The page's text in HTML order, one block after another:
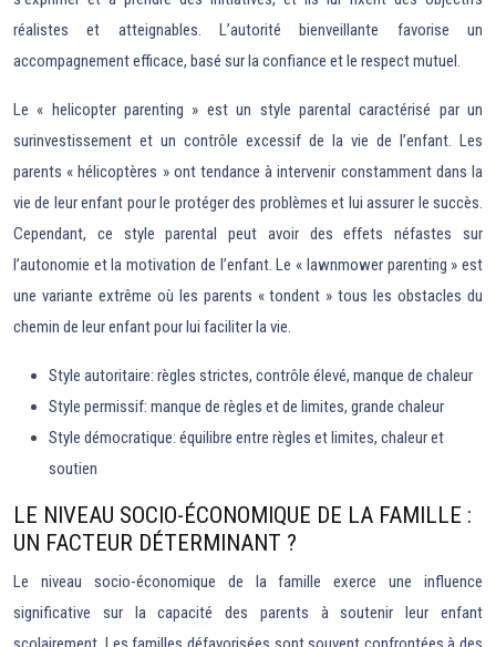
réalistes et atteignables. L’autorité bienveillante favorise un
accompagnement efficace, basé sur la confiance et le respect mutuel.
Le « helicopter parenting » est un style parental caractérisé par un
surinvestissement et un contrôle excessif de la vie de l’enfant. Les
parents « hélicoptères » ont tendance à intervenir constamment dans la
vie de leur enfant pour le protéger des problèmes et lui assurer le succès.
Cependant, ce style parental peut avoir des effets néfastes sur
l’autonomie et la motivation de l’enfant. Le « lawnmower parenting » est
une variante extrême où les parents « tondent » tous les obstacles du
chemin de leur enfant pour lui faciliter la vie.
Style autoritaire: règles strictes, contrôle élevé, manque de chaleur
Style permissif: manque de règles et de limites, grande chaleur
Style démocratique: équilibre entre règles et limites, chaleur et
soutien
LE NIVEAU SOCIO-ÉCONOMIQUE DE LA FAMILLE :
UN FACTEUR DÉTERMINANT ?
Le niveau socio-économique de la famille exerce une influence
significative sur la capacité des parents à soutenir leur enfant